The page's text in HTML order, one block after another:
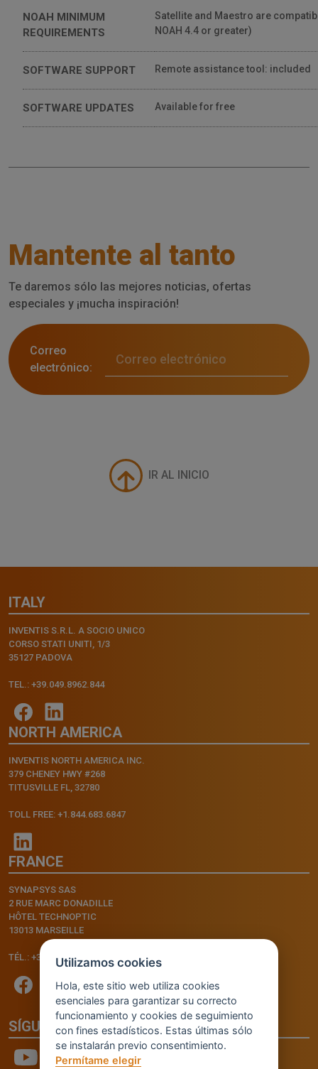
NOAH MINIMUM
REQUIREMENTS
Satellite and Maestro are
NOAH 4.4 or greater)
SOFTWARE SUPPORT Remote assistance tool: included
SOFTWARE UPDATES Available for free
Mantente al tanto
Te daremos sólo las mejores noticias, ofertas
especiales y ¡mucha inspiración!
Correo
electrónico:
IR AL INICIO
ITALY
INVENTIS S.R.L. A SOCIO UNICO
CORSO STATI UNITI, 1/3
35127 PADOVA
TEL.: +39.049.8962.844
NORTH AMERICA
INVENTIS NORTH AMERICA INC.
379 CHENEY HWY #268
TITUSVILLE FL, 32780
TOLL FREE: +1.844.683.6847
FRANCE
SYNAPSYS SAS
2 RUE MARC DONADILLE
HÔTEL TECHNOPTIC
13013 MARSEILLE
TÉL.: +33.4.91.11.75.75
SÍGUENOS
Utilizamos cookies
Hola, este sitio web utiliza cookies
esenciales para garantizar su correcto
funcionamiento y cookies de seguimiento
con fines estadísticos. Estas últimas sólo
se instalarán previo consentimiento.
Permítame elegir